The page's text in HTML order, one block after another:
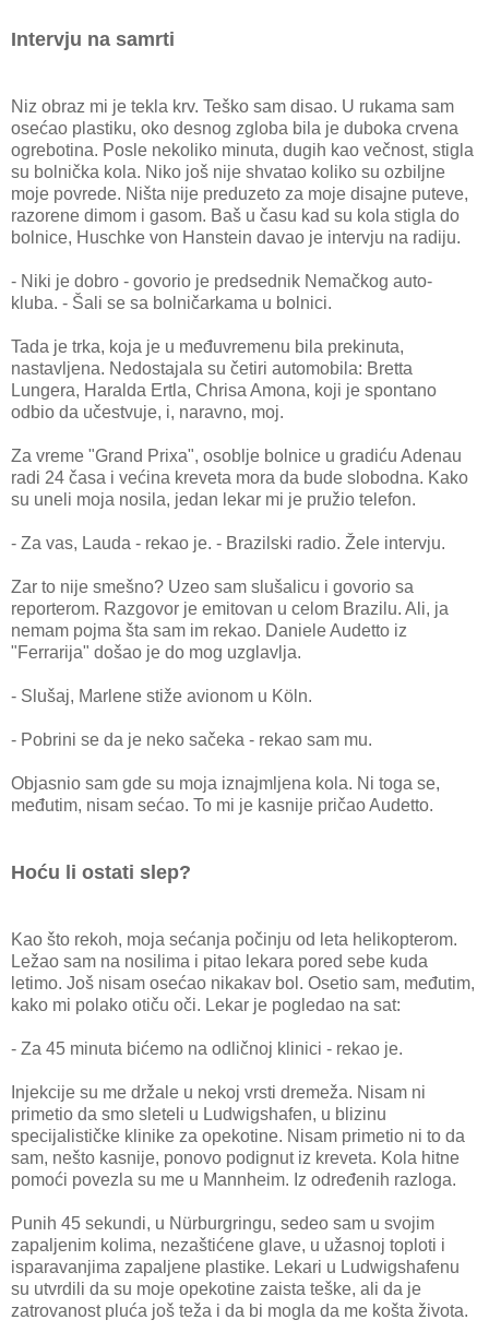
Intervju na samrti
Niz obraz mi je tekla krv. Teško sam disao. U rukama sam
osećao plastiku, oko desnog zgloba bila je duboka crvena
ogrebotina. Posle nekoliko minuta, dugih kao večnost, stigla
su bolnička kola. Niko još nije shvatao koliko su ozbiljne
moje povrede. Ništa nije preduzeto za moje disajne puteve,
razorene dimom i gasom. Baš u času kad su kola stigla do
bolnice, Huschke von Hanstein davao je intervju na radiju.
- Niki je dobro - govorio je predsednik Nemačkog auto-
kluba. - Šali se sa bolničarkama u bolnici.
Tada je trka, koja je u međuvremenu bila prekinuta,
nastavljena. Nedostajala su četiri automobila: Bretta
Lungera, Haralda Ertla, Chrisa Amona, koji je spontano
odbio da učestvuje, i, naravno, moj.
Za vreme "Grand Prixa", osoblje bolnice u gradiću Adenau
radi 24 časa i većina kreveta mora da bude slobodna. Kako
su uneli moja nosila, jedan lekar mi je pružio telefon.
- Za vas, Lauda - rekao je. - Brazilski radio. Žele intervju.
Zar to nije smešno? Uzeo sam slušalicu i govorio sa
reporterom. Razgovor je emitovan u celom Brazilu. Ali, ja
nemam pojma šta sam im rekao. Daniele Audetto iz
"Ferrarija" došao je do mog uzglavlja.
- Slušaj, Marlene stiže avionom u Köln.
- Pobrini se da je neko sačeka - rekao sam mu.
Objasnio sam gde su moja iznajmljena kola. Ni toga se,
međutim, nisam sećao. To mi je kasnije pričao Audetto.
Hoću li ostati slep?
Kao što rekoh, moja sećanja počinju od leta helikopterom.
Ležao sam na nosilima i pitao lekara pored sebe kuda
letimo. Još nisam osećao nikakav bol. Osetio sam, međutim,
kako mi polako otiču oči. Lekar je pogledao na sat:
- Za 45 minuta bićemo na odličnoj klinici - rekao je.
Injekcije su me držale u nekoj vrsti dremeža. Nisam ni
primetio da smo sleteli u Ludwigshafen, u blizinu
specijalističke klinike za opekotine. Nisam primetio ni to da
sam, nešto kasnije, ponovo podignut iz kreveta. Kola hitne
pomoći povezla su me u Mannheim. Iz određenih razloga.
Punih 45 sekundi, u Nürburgringu, sedeo sam u svojim
zapaljenim kolima, nezaštićene glave, u užasnoj toploti i
isparavanjima zapaljene plastike. Lekari u Ludwigshafenu
su utvrdili da su moje opekotine zaista teške, ali da je
zatrovanost pluća još teža i da bi mogla da me košta života.